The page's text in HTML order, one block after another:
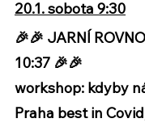
20.1. sobota 9:30
🎉🎉 JARNÍ
10:37 🎉🎉
workshop: kdyby
Praha best in